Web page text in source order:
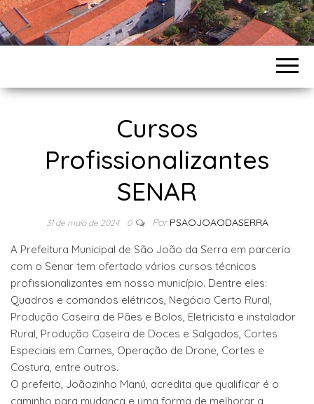
Cursos
Profissionalizantes
SENAR
31 de maio de 2024 0 Por PSAOJOAODASERRA
A Prefeitura Municipal de São João da Serra em parceria
com o Senar tem ofertado vários cursos técnicos
profissionalizantes em nosso município. Dentre eles:
Quadros e comandos elétricos, Negócio Certo Rural,
Produção Caseira de Pães e Bolos, Eletricista e instalador
Rural, Produção Caseira de Doces e Salgados, Cortes
Especiais em Carnes, Operação de Drone, Cortes e
Costura, entre outros.
O prefeito, Joãozinho Manú, acredita que qualificar é o
caminho para mudança e uma forma de melhorar a